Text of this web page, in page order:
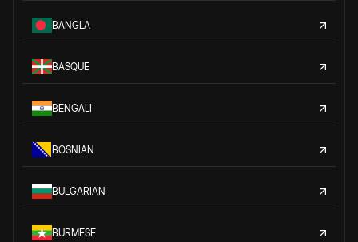
BANGLA
BASQUE
BENGALI
BOSNIAN
BULGARIAN
BURMESE